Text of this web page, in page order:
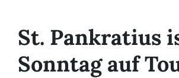
St. Pankratius
Sonntag auf